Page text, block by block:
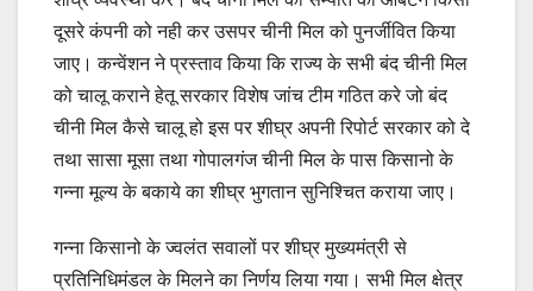
दूसरे कंपनी को नही कर उसपर चीनी मिल को पुनर्जीवित किया
जाए। कन्वेंशन ने प्रस्ताव किया कि राज्य के सभी बंद चीनी मिल
को चालू कराने हेतू सरकार विशेष जांच टीम गठित करे जो बंद
चीनी मिल कैसे चालू हो इस पर शीघ्र अपनी रिपोर्ट सरकार को दे
तथा सासा मूसा तथा गोपालगंज चीनी मिल के पास किसानो के
गन्ना मूल्य के बकाये का शीघ्र भुगतान सुनिश्चित कराया जाए।
गन्ना किसानो के ज्वलंत सवालों पर शीघ्र मुख्यमंत्री से
प्रतिनिधिमंडल के मिलने का निर्णय लिया गया। सभी मिल क्षेत्र